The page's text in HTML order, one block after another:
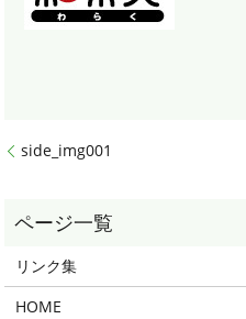
side_img001
リンク集
HOME